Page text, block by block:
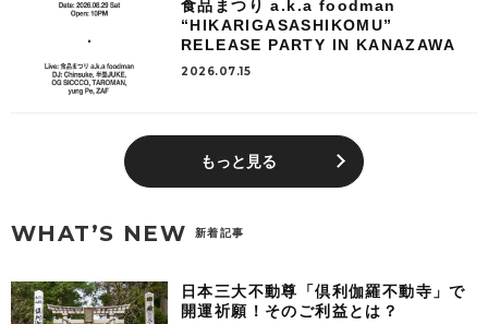
食品まつり a.k.a foodman
“HIKARIGASASHIKOMU”
RELEASE PARTY IN KANAZAWA
2026.07.15
もっと見る
WHAT’S NEW 新着記事
日本三大不動尊「倶利伽羅不動寺」で
開運祈願！そのご利益とは？